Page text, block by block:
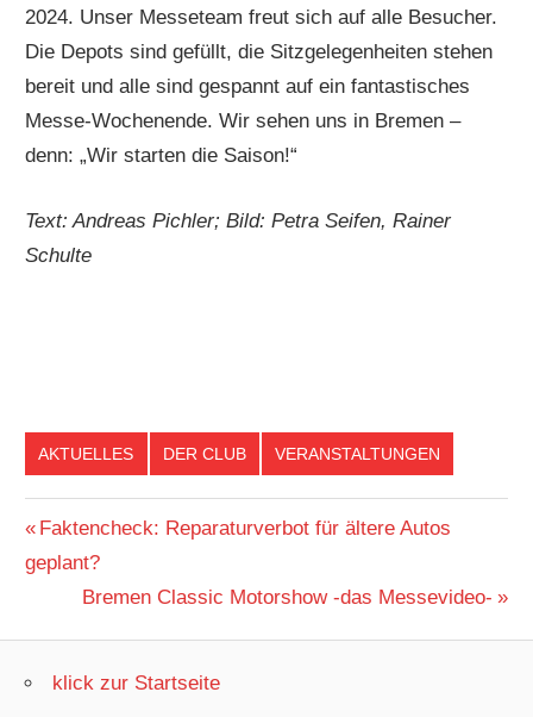
2024. Unser Messeteam freut sich auf alle Besucher.
Die Depots sind gefüllt, die Sitzgelegenheiten stehen
bereit und alle sind gespannt auf ein fantastisches
Messe-Wochenende. Wir sehen uns in Bremen –
denn: „Wir starten die Saison!“
Text: Andreas Pichler; Bild: Petra Seifen, Rainer
Schulte
AKTUELLES DER CLUB VERANSTALTUNGEN
Beitragsnavigation
Vorheriger
Beitrag:
Faktencheck: Reparaturverbot für ältere Autos
geplant?
Nächster
Bremen Classic Motorshow -das Messevideo-
klick zur Startseite